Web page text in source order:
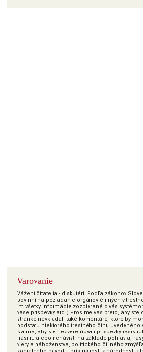
Varovanie
Vážení čitatelia - diskutéri. Podľa zákonov
povinní na požiadanie orgánov činných v
im všetky informácie zozbierané o vás
vaše príspevky atď.) Prosíme vás preto, aby ste
stránke nevkladali také komentáre, ktoré by
podstatu niektorého trestného činu uvedeného
Najmä, aby ste nezverejňovali príspevky
násiliu alebo nenávisti na základe pohlavia,
viery a náboženstva, politického či iného